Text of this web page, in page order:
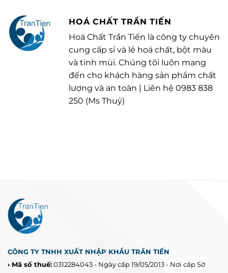
HOÁ CHẤT TRẦN TIẾN
Hoá Chất Trần Tiến là công ty chuyên
cung cấp sỉ và lẻ hoá chất, bột màu
và tinh mùi. Chúng tôi luôn mang
đến cho khách hàng sản phẩm chất
lượng và an toàn | Liên hệ 0983 838
250 (Ms Thuỷ)
CÔNG TY TNHH XUẤT NHẬP KHẨU TRẦN TIẾN
› Mã số thuế:0312284043 - Ngày cấp 19/05/2013 - Nơi cấp Sở